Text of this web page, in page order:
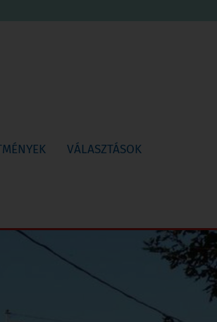
VÁLASZTÁSOK